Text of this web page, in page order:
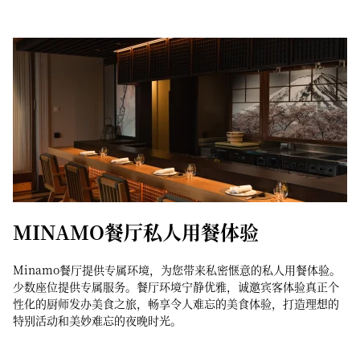
MINAMO餐厅私人用餐体验
Minamo餐厅提供专属环境，为您带来私密惬意的私人用餐体验。
少数座位提供专属服务。餐厅环境宁静优雅，诚邀宾客体验真正个
性化的厨师发办美食之旅，畅享令人难忘的美食体验，打造理想的
特别活动和美妙难忘的夜晚时光。